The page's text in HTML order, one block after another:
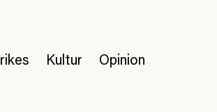
Kultur Opinion